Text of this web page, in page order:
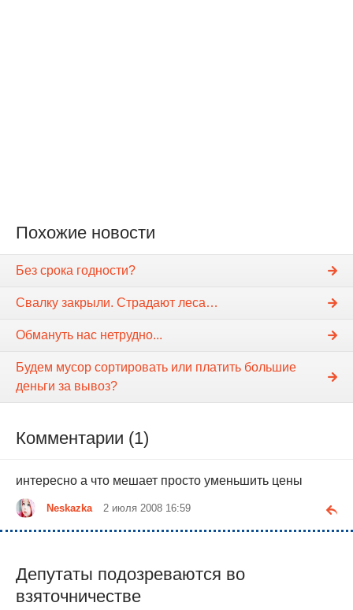
Похожие новости
Без срока годности?
Свалку закрыли. Страдают леса…
Обмануть нас нетрудно...
Будем мусор сортировать или платить большие
деньги за вывоз?
Комментарии (1)
интересно а что мешает просто уменьшить цены
Neskazka 2 июля 2008 16:59
Депутаты подозреваются во
взяточничестве